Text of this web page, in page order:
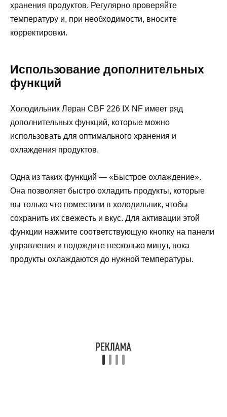
хранения продуктов. Регулярно проверяйте
температуру и, при необходимости, вносите
корректировки.
Использование дополнительных
функций
Холодильник Леран CBF 226 IX NF имеет ряд
дополнительных функций, которые можно
использовать для оптимального хранения и
охлаждения продуктов.
Одна из таких функций — «Быстрое охлаждение».
Она позволяет быстро охладить продукты, которые
вы только что поместили в холодильник, чтобы
сохранить их свежесть и вкус. Для активации этой
функции нажмите соответствующую кнопку на панели
управления и подождите несколько минут, пока
продукты охлаждаются до нужной температуры.